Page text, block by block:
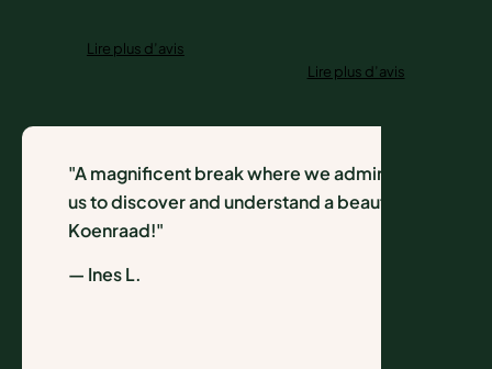
Lire plus d’avis
Lire plus d’avis
"A magnificent break where we admired a wild
us to discover and understand a beautiful
Koenraad!"
— Ines L.